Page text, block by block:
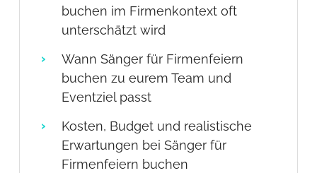
buchen im Firmenkontext oft
unterschätzt wird
Wann Sänger für Firmenfeiern
buchen zu eurem Team und
Eventziel passt
Kosten, Budget und realistische
Erwartungen bei Sänger für
Firmenfeiern buchen